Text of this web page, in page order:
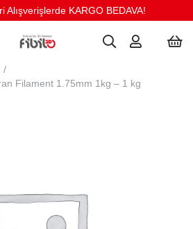
Alışverişlerde KARGO BEDAVA!
/
Filament 1.75mm 1kg – 1 kg